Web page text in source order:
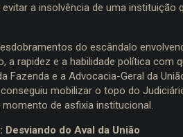
a insolvência de uma
do escândalo
a rapidez e a habilidade política com
Fazenda e a Advocacia-Geral da
mobilizar o topo do
de asfixia institucional.
do Aval da União